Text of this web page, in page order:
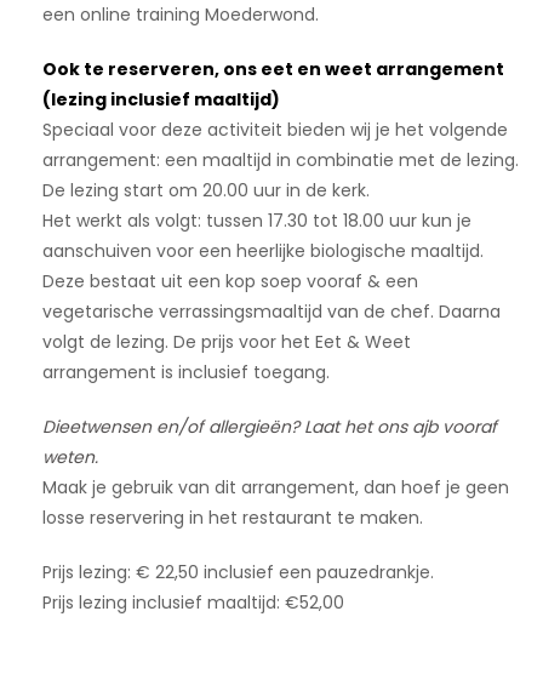
een online training Moederwond.
Ook te reserveren, ons eet en weet arrangement
(lezing inclusief maaltijd)
Speciaal voor deze activiteit bieden wij je het volgende
arrangement: een maaltijd in combinatie met de lezing.
De lezing start om 20.00 uur in de kerk.
Het werkt als volgt: tussen 17.30 tot 18.00 uur kun je
aanschuiven voor een heerlijke biologische maaltijd.
Deze bestaat uit een kop soep vooraf & een
vegetarische verrassingsmaaltijd van de chef. Daarna
volgt de lezing. De prijs voor het Eet & Weet
arrangement is inclusief toegang.
Dieetwensen en/of allergieën? Laat het ons ajb vooraf
weten.
Maak je gebruik van dit arrangement, dan hoef je geen
losse reservering in het restaurant te maken.
Prijs lezing: € 22,50 inclusief een pauzedrankje.
Prijs lezing inclusief maaltijd: €52,00